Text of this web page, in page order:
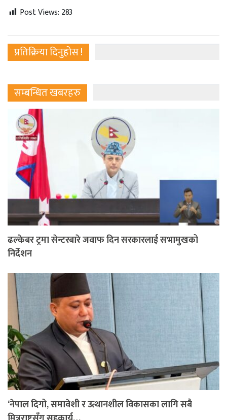
Post Views: 283
प्रतिक्रिया दिनुहोस !
सम्बन्धित खबरहरु
ढल्केबर ट्रमा सेन्टरबारे जवाफ दिन सरकारलाई सभामुखको
निर्देशन
‘नेपाल दिगो, समावेशी र उत्थानशील विकासका लागि सबै